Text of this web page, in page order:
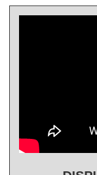
oferecem uma
excelência de